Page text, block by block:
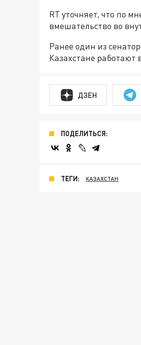
RT уточняет, что по
вмешательство во
Ранее один из
Казахстане
ДЗЕН
ПОДЕЛИТЬСЯ:
ТЕГИ: КАЗАХСТАН